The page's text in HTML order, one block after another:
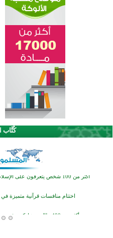
كُتَّاب
القرآن والتربية في صدارة البرامج الصيفية
اختتام الدورة التاسعة لمسابقة
اختتام منافسات قرآنية متميزة في
منطقة ريبوفسي تحتفل بميلاد